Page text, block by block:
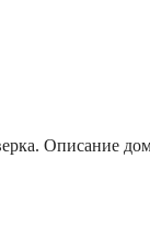
Описание